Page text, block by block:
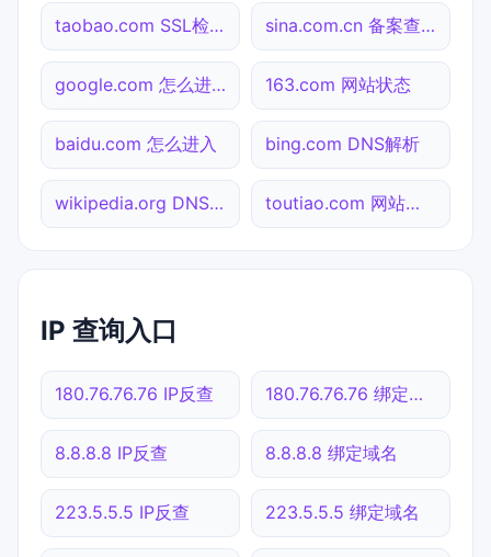
taobao.com SSL检测 sina.com.cn 备案查询
google.com 怎么进入 163.com 网站状态
baidu.com 怎么进入 bing.com DNS解析
wikipedia.org DNS解析 toutiao.com 网站状态
IP 查询入口
180.76.76.76 IP反查 180.76.76.76 绑定域名
8.8.8.8 IP反查 8.8.8.8 绑定域名
223.5.5.5 IP反查 223.5.5.5 绑定域名